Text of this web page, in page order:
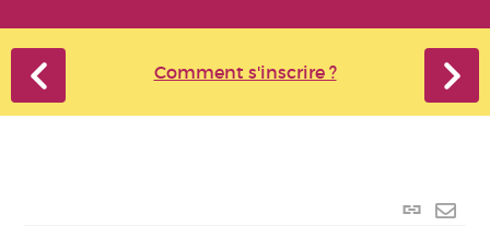
Comment s'inscrire ?
Lien